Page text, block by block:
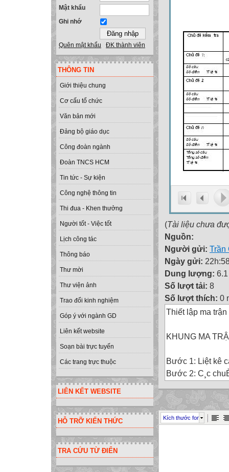
Mật khẩu
Ghi nhớ
Quên mật khẩu ĐK thành viên
THÔNG TIN
Giới thiệu chung
Cơ cấu tổ chức
Văn bản mới
Đảng bộ giáo dục
Công đoàn ngành
Đoàn TNCS HCM
Tin tức - Sự kiện
Công nghệ thông tin
Thi đua - Khen thưởng
Người tốt - Việc tốt
Lịch công tác
Thông báo
Thư mời
Thư viện ảnh
Trao đổi kinh nghiệm
Góp ý với ngành GD
Liên kết website
Soạn bài trực tuyến
Các trang trực thuộc
LIÊN KẾT WEBSITE
HỖ TRỠ KIẾN THỨC
TRA CỨU TỪ ĐIỂN
(Tài liệu chưa
Nguồn:
Người gửi: Trần
Ngày gửi:
Dung lượng:
Số lượt tải: 8
Số lượt thích: 0
Thiết lập ma
KHUNG MA
Bước 1: Liệt kê
Bước 2: C¸c
Bước 4:Quyết
Bước 5: Tính số
Bước 6:Tính số
Kích thước font